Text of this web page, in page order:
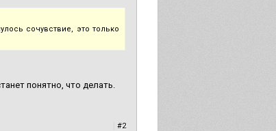
сочувствие, это только
понятно, что делать.
#2